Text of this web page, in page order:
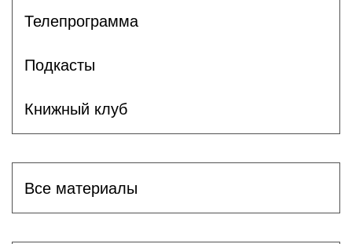
Телепрограмма
Подкасты
Книжный клуб
Все материалы